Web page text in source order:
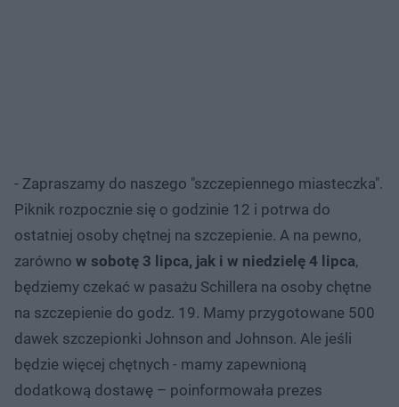
- Zapraszamy do naszego "szczepiennego miasteczka".
Piknik rozpocznie się o godzinie 12 i potrwa do
ostatniej osoby chętnej na szczepienie. A na pewno,
zarówno w sobotę 3 lipca, jak i w niedzielę 4 lipca,
będziemy czekać w pasażu Schillera na osoby chętne
na szczepienie do godz. 19. Mamy przygotowane 500
dawek szczepionki Johnson and Johnson. Ale jeśli
będzie więcej chętnych - mamy zapewnioną
dodatkową dostawę – poinformowała prezes